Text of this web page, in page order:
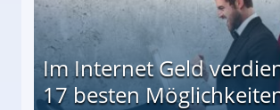
Im Internet Geld
17 besten